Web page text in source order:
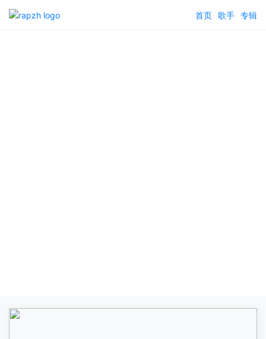
首页 歌手 专辑